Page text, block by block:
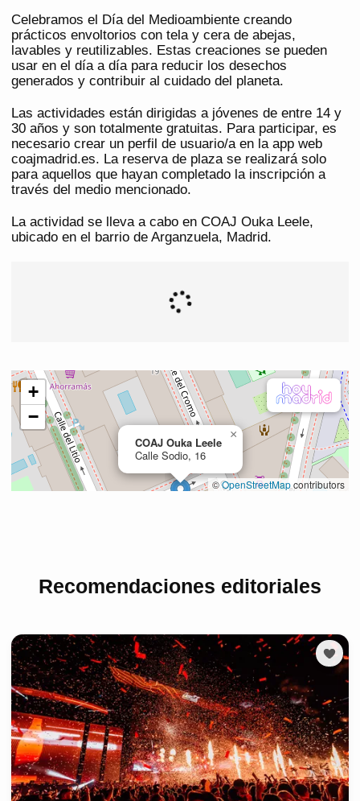
Celebramos el Día del Medioambiente creando
prácticos envoltorios con tela y cera de abejas,
lavables y reutilizables. Estas creaciones se pueden
usar en el día a día para reducir los desechos
generados y contribuir al cuidado del planeta.
Las actividades están dirigidas a jóvenes de entre 14 y
30 años y son totalmente gratuitas. Para participar, es
necesario crear un perfil de usuario/a en la app web
coajmadrid.es. La reserva de plaza se realizará solo
para aquellos que hayan completado la inscripción a
través del medio mencionado.
La actividad se lleva a cabo en COAJ Ouka Leele,
ubicado en el barrio de Arganzuela, Madrid.
Recomendaciones editoriales